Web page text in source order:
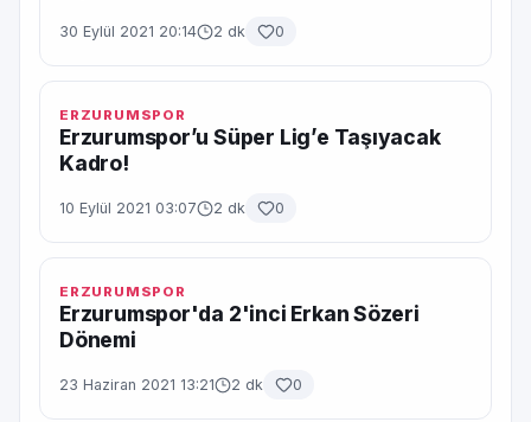
30 Eylül 2021 20:14 2 dk 0
ERZURUMSPOR
Erzurumspor’u Süper Lig’e Taşıyacak
Kadro!
10 Eylül 2021 03:07 2 dk 0
ERZURUMSPOR
Erzurumspor'da 2'inci Erkan Sözeri
Dönemi
23 Haziran 2021 13:21 2 dk 0